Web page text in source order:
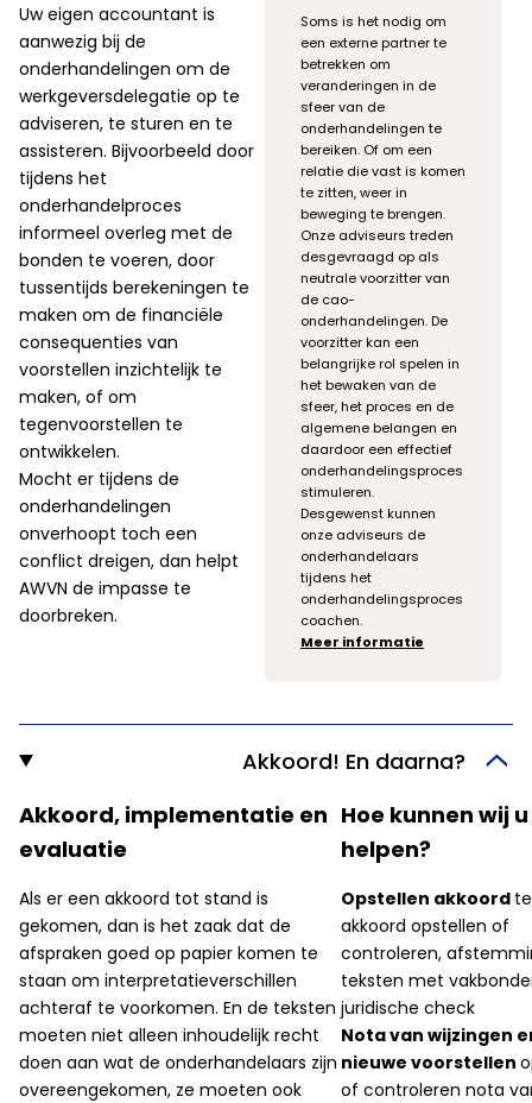
Uw eigen accountant is
aanwezig bij de
onderhandelingen om de
werkgeversdelegatie op te
adviseren, te sturen en te
assisteren. Bijvoorbeeld door
tijdens het
onderhandelproces
informeel overleg met de
bonden te voeren, door
tussentijds berekeningen te
maken om de financiële
consequenties van
voorstellen inzichtelijk te
maken, of om
tegenvoorstellen te
ontwikkelen.
Mocht er tijdens de
onderhandelingen
onverhoopt toch een
conflict dreigen, dan helpt
AWVN de impasse te
doorbreken.
Soms is het nodig om
een externe partner te
betrekken om
veranderingen in de
sfeer van de
onderhandelingen te
bereiken. Of om een
relatie die vast is komen
te zitten, weer in
beweging te brengen.
Onze adviseurs treden
desgevraagd op als
neutrale voorzitter van
de cao-
onderhandelingen. De
voorzitter kan een
belangrijke rol spelen in
het bewaken van de
sfeer, het proces en de
algemene belangen en
daardoor een effectief
onderhandelingsproces
stimuleren.
Desgewenst kunnen
onze adviseurs de
onderhandelaars
tijdens het
onderhandelingsproces
coachen.
Meer informatie
Akkoord! En daarna?
Akkoord, implementatie en
evaluatie
Als er een akkoord tot stand is
gekomen, dan is het zaak dat de
afspraken goed op papier komen te
staan om interpretatieverschillen
achteraf te voorkomen. En de teksten
moeten niet alleen inhoudelijk recht
doen aan wat de onderhandelaars zijn
overeengekomen, ze moeten ook
Hoe kunnen wij
helpen?
Opstellen akkoord
akkoord opstellen of
controleren,
teksten met
juridische check
Nota van wijzingen
nieuwe voorstellen
of controleren nota